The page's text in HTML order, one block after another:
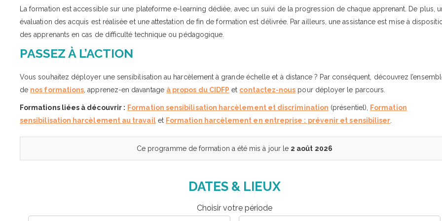
La formation est accessible sur une plateforme e-learning dédiée, avec un suivi de la progression de chaque apprenant. De plus,
évaluation des acquis est réalisée et une attestation de fin de formation est délivrée. Par ailleurs, une assistance est mise à
des apprenants en cas de difficulté technique ou pédagogique.
PASSEZ À L’ACTION
Vous souhaitez déployer une sensibilisation au harcèlement à grande échelle et à distance ? Par conséquent, découvrez
de nos formations , apprenez-en davantage à propos du CIDFP et contactez-nous pour déployer le parcours.
Formations liées à découvrir : Formation sensibilisation harcèlement et discrimination (présentiel),
Formation
sensibilisation harcèlement au travailet Formation harcèlement en entreprise : prévenir et sensibiliser
Ce programme de formation a été mis à jour le 2 août 2026
DATES & LIEUX
Choisir votre période